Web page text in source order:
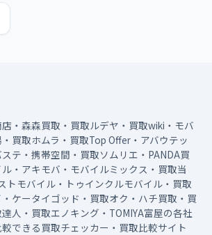
・森森買取・買取ルデヤ・買取wiki・モバ
買取ホムラ・買取Top Offer・アバウテッ
テ・携帯空間・買取ソムリエ・PANDA買
・アキモバ・モバイルミックス・買取当
トモバイル・トゥインクルモバイル・買取
ケータイゴッド・買取オク・ハチ買取・買
人・買取エノキング・TOMIYA富屋の各社
できる買取チェッカー・買取比較サイト